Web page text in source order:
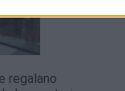
regalano